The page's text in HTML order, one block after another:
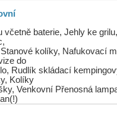
včetně baterie, Jehly ke
kolíky, Nafukovací
do
Rudlík skládací
Kolíky
Venkovní Přenosná